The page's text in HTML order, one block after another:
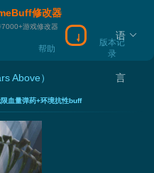
修改器
7000+游戏修改器
帮助
版本记
录
下载Gamebuff
语
言
Above）
血量弹药+环境抗性buff